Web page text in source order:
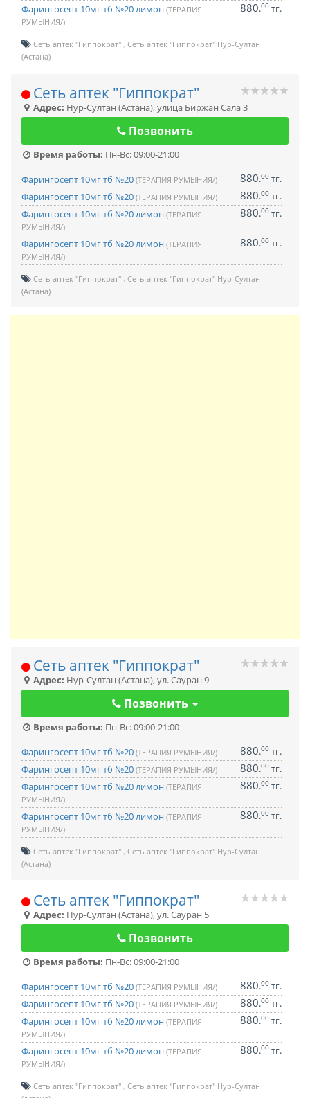
Фарингосепт 10мг тб №20 лимон (ТЕРАПИЯ
РУМЫНИЯ/)
880.00 тг.
Сеть аптек "Гиппократ" Сеть аптек "Гиппократ" Нур-Султан
(Астана)
Сеть аптек "Гиппократ"
Адрес: Нур-Султан (Астана),улица Биржан Сала 3
Позвонить
Время работы: Пн-Вс: 09:00-21:00
Фарингосепт 10мг тб №20 (ТЕРАПИЯ РУМЫНИЯ/) 880.00 тг.
Фарингосепт 10мг тб №20 (ТЕРАПИЯ РУМЫНИЯ/) 880.00 тг.
Фарингосепт 10мг тб №20 лимон (ТЕРАПИЯ
РУМЫНИЯ/)
880.00 тг.
Фарингосепт 10мг тб №20 лимон (ТЕРАПИЯ
РУМЫНИЯ/)
880.00 тг.
Сеть аптек "Гиппократ" Сеть аптек "Гиппократ" Нур-Султан
(Астана)
Сеть аптек "Гиппократ"
Адрес: Нур-Султан (Астана),ул. Сауран 9
Позвонить
Время работы: Пн-Вс: 09:00-21:00
Фарингосепт 10мг тб №20 (ТЕРАПИЯ РУМЫНИЯ/) 880.00 тг.
Фарингосепт 10мг тб №20 (ТЕРАПИЯ РУМЫНИЯ/) 880.00 тг.
Фарингосепт 10мг тб №20 лимон (ТЕРАПИЯ
РУМЫНИЯ/)
880.00 тг.
Фарингосепт 10мг тб №20 лимон (ТЕРАПИЯ
РУМЫНИЯ/)
880.00 тг.
Сеть аптек "Гиппократ" Сеть аптек "Гиппократ" Нур-Султан
(Астана)
Сеть аптек "Гиппократ"
Адрес: Нур-Султан (Астана),ул. Сауран 5
Позвонить
Время работы: Пн-Вс: 09:00-21:00
Фарингосепт 10мг тб №20 (ТЕРАПИЯ РУМЫНИЯ/) 880.00 тг.
Фарингосепт 10мг тб №20 (ТЕРАПИЯ РУМЫНИЯ/) 880.00 тг.
Фарингосепт 10мг тб №20 лимон (ТЕРАПИЯ
РУМЫНИЯ/)
880.00 тг.
Фарингосепт 10мг тб №20 лимон (ТЕРАПИЯ
РУМЫНИЯ/)
880.00 тг.
Сеть аптек "Гиппократ" Сеть аптек "Гиппократ" Нур-Султан